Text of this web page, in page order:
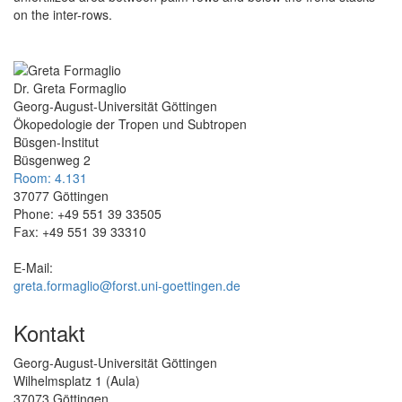
on the inter-rows.
Dr. Greta Formaglio
Georg-August-Universität Göttingen
Ökopedologie der Tropen und Subtropen
Büsgen-Institut
Büsgenweg 2
Room: 4.131
37077 Göttingen
Phone: +49 551 39 33505
Fax: +49 551 39 33310
E-Mail:
greta.formaglio@forst.uni-goettingen.de
Kontakt
Georg-August-Universität Göttingen
Wilhelmsplatz 1 (Aula)
37073 Göttingen